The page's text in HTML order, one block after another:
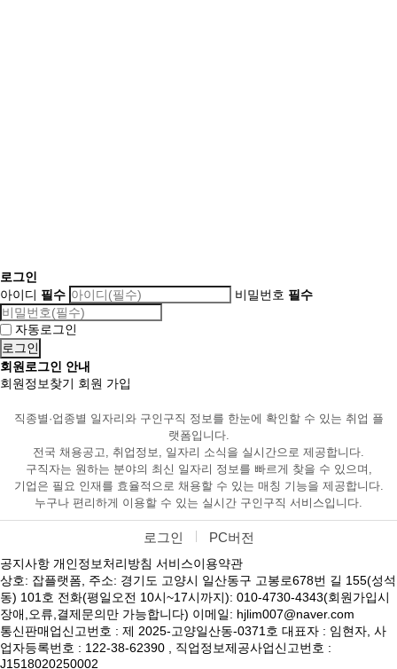
로그인
아이디 필수 비밀번호 필수
자동로그인
회원로그인 안내
회원정보찾기 회원 가입
직종별·업종별 일자리와 구인구직 정보를 한눈에 확인할 수 있는 취업 플
랫폼입니다.
전국 채용공고, 취업정보, 일자리 소식을 실시간으로 제공합니다.
구직자는 원하는 분야의 최신 일자리 정보를 빠르게 찾을 수 있으며,
기업은 필요 인재를 효율적으로 채용할 수 있는 매칭 기능을 제공합니다.
누구나 편리하게 이용할 수 있는 실시간 구인구직 서비스입니다.
로그인 PC버전
공지사항 개인정보처리방침 서비스이용약관
상호: 잡플랫폼, 주소: 경기도 고양시 일산동구 고봉로678번 길 155(성석
동) 101호 전화(평일오전 10시~17시까지): 010-4730-4343(회원가입시
장애,오류,결제문의만 가능합니다) 이메일: hjlim007@naver.com
통신판매업신고번호 : 제 2025-고양일산동-0371호 대표자 : 임현자, 사
업자등록번호 : 122-38-62390 , 직업정보제공사업신고번호 :
J1518020250002